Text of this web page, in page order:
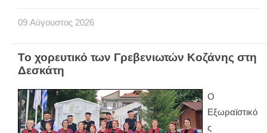
09 Αύγουστος 2026
Το χορευτικό των Γρεβενιωτών Κοζάνης στη
Δεσκάτη
Ο
Εξωραϊστικό
ς